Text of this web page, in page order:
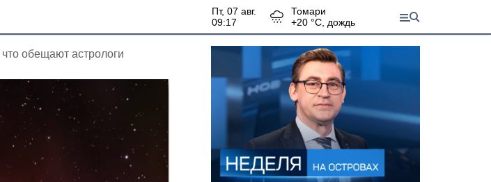
пт, 07 авг.
09:17
Томари
+20 °С, дождь
обещают астрологи